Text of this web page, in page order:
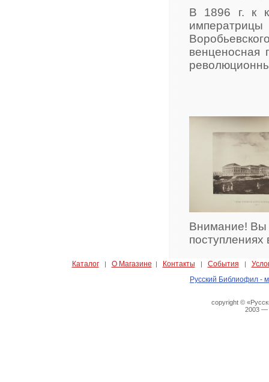
В 1896 г. к
венценосная
Внимание! Вы
Каталог| О Магазине | Контакты | События |
Русский Библиофил -
copyright ©
2003 —